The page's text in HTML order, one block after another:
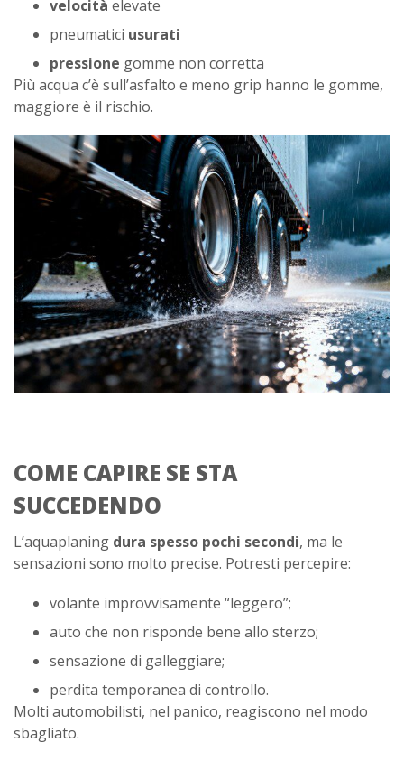
velocità elevate
pneumatici usurati
pressione gomme non corretta
Più acqua c’è sull’asfalto e meno grip hanno le gomme,
maggiore è il rischio.
COME CAPIRE SE STA
SUCCEDENDO
L’aquaplaning dura spesso pochi secondi, ma le
sensazioni sono molto precise. Potresti percepire:
volante improvvisamente “leggero”;
auto che non risponde bene allo sterzo;
sensazione di galleggiare;
perdita temporanea di controllo.
Molti automobilisti, nel panico, reagiscono nel modo
sbagliato.